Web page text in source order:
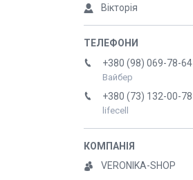
Вікторія
+380 (98) 069-78-64
Вайбер
+380 (73) 132-00-78
lifecell
VERONIKA-SHOP